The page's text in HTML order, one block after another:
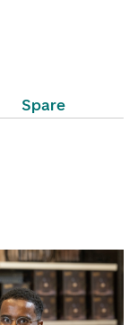
Spare